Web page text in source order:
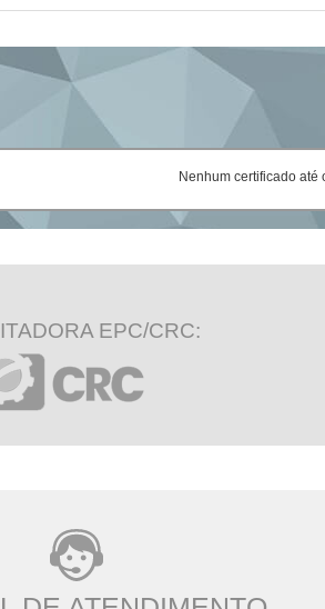
Nenhum certificado até
EPC/CRC: